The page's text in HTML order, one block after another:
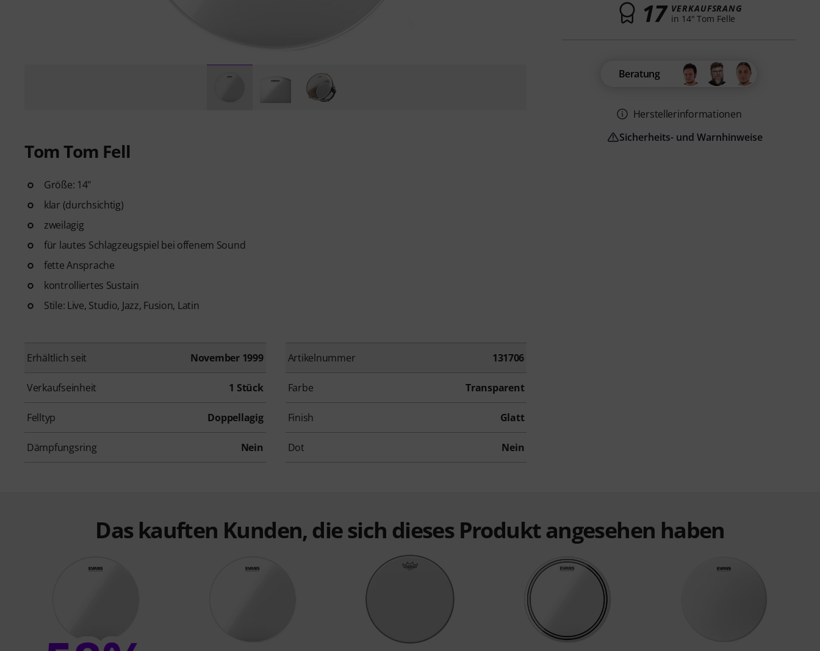
Tom Tom Fell
Größe: 14"
klar (durchsichtig)
zweilagig
für lautes Schlagzeugspiel bei offenem Sound
fette Ansprache
kontrolliertes Sustain
Stile: Live, Studio, Jazz, Fusion, Latin
Erhältlich seit November 1999 Artikelnummer 131706
Verkaufseinheit 1 Stück Farbe Transparent
Felltyp Doppellagig Finish Glatt
Dämpfungsring Nein Dot Nein
17 VERKAUFSRANG
in 14" Tom Felle
Beratung
Herstellerinformationen
Sicherheits- und Warnhinweise
Das kauften Kunden, die sich dieses Produkt angesehen haben